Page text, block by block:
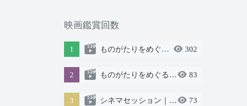
映画鑑賞回数
1 ものがたりをめぐる物語 302
2 ものがたりをめぐる物語 83
3 シネマセッション｜ゲスト：石川直樹さん 73